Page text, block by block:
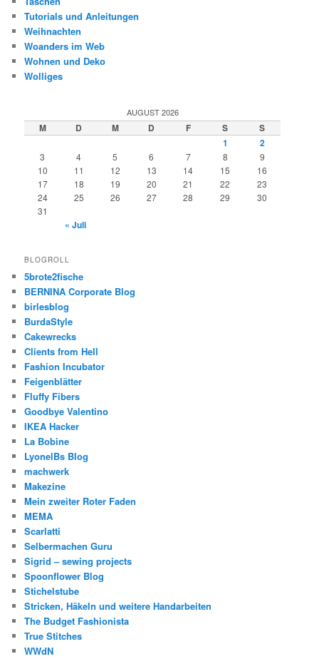
Tutorials und Anleitungen
Weihnachten
Woanders im Web
Wohnen und Deko
Wolliges
AUGUST 2026
M D M D F S
S
1
2
3 4 5 6 7 8
9
10
11 12 13 14 15
16
17
18 19 20 21 22
23
24
25 26 27 28 29
30
31
« Juli
BLOGROLL
5brote2fische
BERNINA Corporate Blog
birlesblog
BurdaStyle
Cakewrecks
Clients from Hell
Fashion Incubator
Feigenblätter
Fluffy Fibers
Goodbye Valentino
IKEA Hacker
La Bobine
LyonelBs Blog
machwerk
Makezine
Mein zweiter Roter Faden
MEMA
Scarlatti
Selbermachen Guru
Sigrid – sewing projects
Spoonflower Blog
Stichelstube
Stricken, Häkeln und weitere Handarbeiten
The Budget Fashionista
True Stitches
WWdN